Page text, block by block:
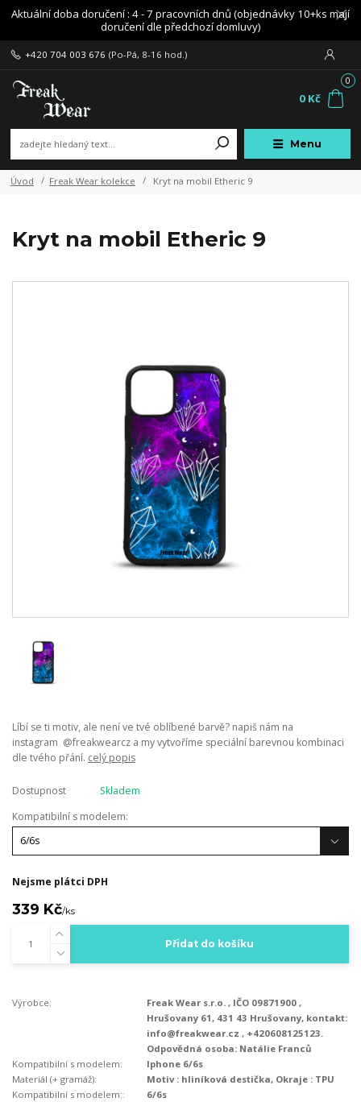
Aktuální doba doručení : 4 - 7 pracovních dnů (objednávky 10+ks mají
doručení dle předchozí domluvy)
Menu
+420 704 003 676 (Po-Pá, 8-16 hod.)
0
0 Kč
Úvod Freak Wear kolekce Kryt na mobil Etheric 9
Kryt na mobil Etheric 9
Líbí se ti motiv, ale není ve tvé oblíbené barvě? napiš nám na
instagram @freakwearcz a my vytvoříme speciální barevnou kombinaci
dle tvého přání. celý popis
Dostupnost
Skladem
Kompatibilní s modelem:
Nejsme plátci DPH
339 Kč/ks
Přidat do košíku
Výrobce:
Freak Wear s.r.o. , IČO 09871900 ,
Hrušovany 61, 431 43 Hrušovany, kontakt:
info@freakwear.cz , +420608125123.
Odpovědná osoba: Natálie Franců
Kompatibilní s modelem:
Iphone 6/6s
Materiál (+ gramáž):
Motiv : hliníková destička, Okraje : TPU
Kompatibilní s modelem::
6/6s